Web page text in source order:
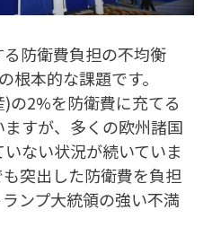
防衛費負担の不均衡
根本的な課題です。
の2%を防衛費に充てる
すが、多くの欧州諸国
ない状況が続いていま
突出した防衛費を負担
ンプ大統領の強い不満